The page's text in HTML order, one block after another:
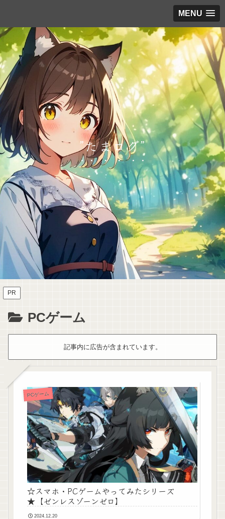
MENU
”たまログ”
PR
PCゲーム
記事内に広告が含まれています。
PCゲーム
☆スマホ・PCゲームやってみたシリーズ
★【ゼンレスゾーンゼロ】
2024.12.20